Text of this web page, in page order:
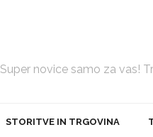
Super novice samo za vas!
STORITVE IN TRGOVINA